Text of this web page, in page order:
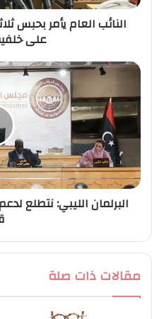
ر
النائب العام يأمر بحبس
على
البرلمان الليبي: نتطلع
مقالات ذات صلة